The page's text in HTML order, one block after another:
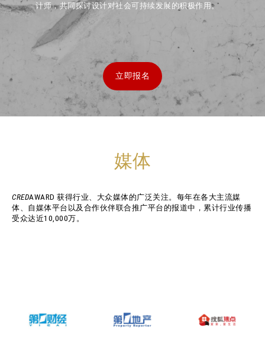
计师，共同探讨设计对社会可持续发展的积极作用。
立即报名
媒体
CREDAWARD 获得行业、大众媒体的广泛关注。每年在各大主流媒
体、自媒体平台以及合作伙伴联合推广平台的报道中，累计行业传播
受众达近10,000万。